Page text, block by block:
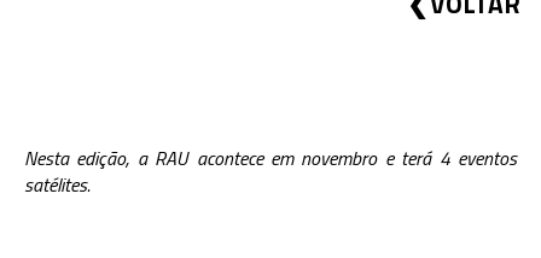
Nesta edição, a RAU acontece em novembro e terá 4 eventos
satélites.